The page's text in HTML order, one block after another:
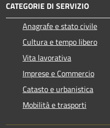
CATEGORIE DI SERVIZIO
Anagrafe e stato civile
Cultura e tempo libero
Vita lavorativa
Imprese e Commercio
Catasto e urbanistica
Mobilità e trasporti